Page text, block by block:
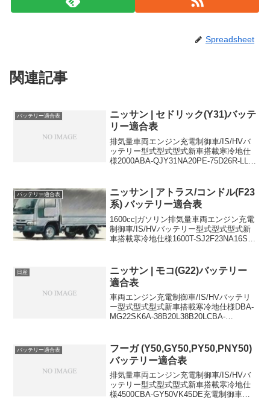
Spreadsheet
関連記事
バッテリー適合表
ニッサン | セドリック(Y31)バッテ
リー適合表
排気量車両エンジン充電制御車/IS/HVバ
ッテリー型式型式型式新車搭載寒冷地仕
様2000ABA-QJY31NA20PE-75D26R-LL-
バッテリー適合表
ニッサン | アトラス/コンドル(F23
系) バッテリー適合表
1600cc|ガソリン排気量車両エンジン充電
制御車/IS/HVバッテリー型式型式型式新
車搭載寒冷地仕様1600T-SJ2F23NA16S-
排気量...
日産
ニッサン | モコ(G22)バッテリー
適合表
車両エンジン充電制御車/IS/HVバッテリ
ー型式型式型式新車搭載寒冷地仕様DBA-
MG22SK6A-38B20L38B20LCBA-
バッテリー適合表
フーガ (Y50,GY50,PY50,PNY50)
バッテリー適合表
排気量車両エンジン充電制御車/IS/HVバ
ッテリー型式型式型式新車搭載寒冷地仕
様4500CBA-GY50VK45DE充電制御車